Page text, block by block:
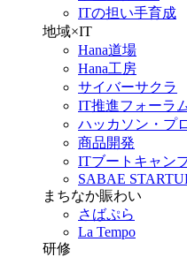
ITの担い手育成
地域×IT
Hana道場
Hana工房
サイバーサクラ
IT推進フォーラ
ハッカソン・プ
商品開発
ITブートキャン
SABAE
まちなか賑わい
さばぷら
La Tempo
研修